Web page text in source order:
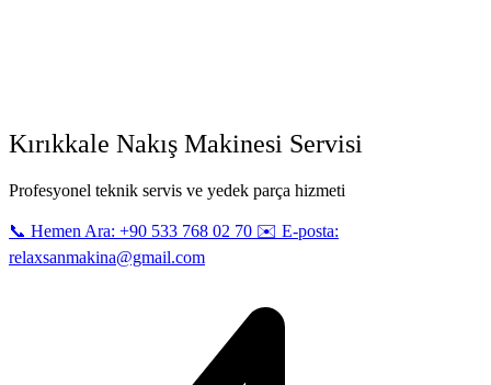
Kırıkkale Nakış Makinesi Servisi
Profesyonel teknik servis ve yedek parça hizmeti
📞 Hemen Ara: +90 533 768 02 70 ✉️ E-posta:
relaxsanmakina@gmail.com